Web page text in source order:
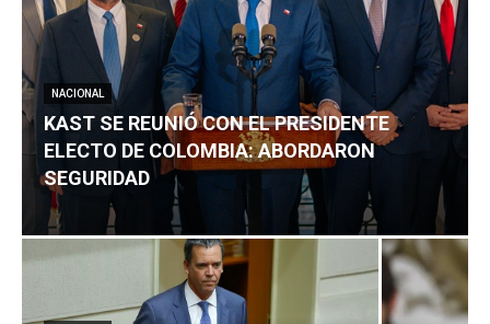
NACIONAL
KAST SE REUNIÓ CON EL PRESIDENTE
ELECTO DE COLOMBIA: ABORDARON
SEGURIDAD